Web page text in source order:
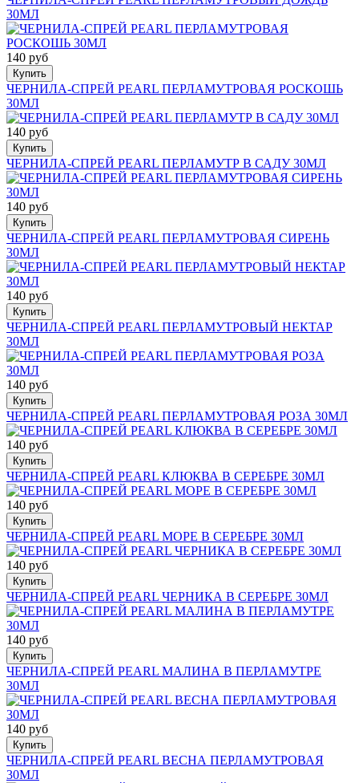
30МЛ
140 руб
Купить
ЧЕРНИЛА-СПРЕЙ PEARL ПЕРЛАМУТРОВАЯ РОСКОШЬ
30МЛ
140 руб
Купить
ЧЕРНИЛА-СПРЕЙ PEARL ПЕРЛАМУТР В САДУ 30МЛ
140 руб
Купить
ЧЕРНИЛА-СПРЕЙ PEARL ПЕРЛАМУТРОВАЯ СИРЕНЬ
30МЛ
140 руб
Купить
ЧЕРНИЛА-СПРЕЙ PEARL ПЕРЛАМУТРОВЫЙ НЕКТАР
30МЛ
140 руб
Купить
ЧЕРНИЛА-СПРЕЙ PEARL ПЕРЛАМУТРОВАЯ РОЗА 30МЛ
140 руб
Купить
ЧЕРНИЛА-СПРЕЙ PEARL КЛЮКВА В СЕРЕБРЕ 30МЛ
140 руб
Купить
ЧЕРНИЛА-СПРЕЙ PEARL МОРЕ В СЕРЕБРЕ 30МЛ
140 руб
Купить
ЧЕРНИЛА-СПРЕЙ PEARL ЧЕРНИКА В СЕРЕБРЕ 30МЛ
140 руб
Купить
ЧЕРНИЛА-СПРЕЙ PEARL МАЛИНА В ПЕРЛАМУТРЕ
30МЛ
140 руб
Купить
ЧЕРНИЛА-СПРЕЙ PEARL ВЕСНА ПЕРЛАМУТРОВАЯ
30МЛ